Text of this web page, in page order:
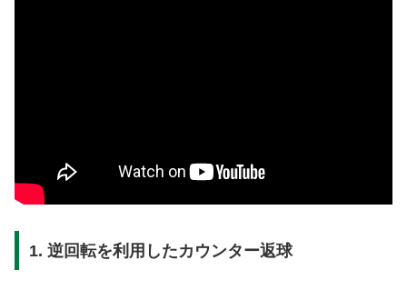
1. 逆回転を利用したカウンター返球